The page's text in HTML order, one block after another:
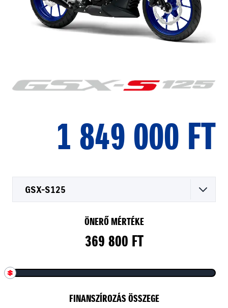
1 849 000 FT
GSX-S125
ÖNERŐ MÉRTÉKE
369 800 FT
FINANSZÍROZÁS ÖSSZEGE